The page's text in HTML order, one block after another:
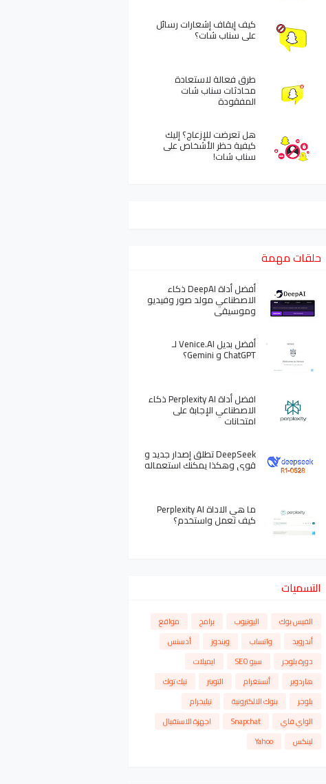
كيف إيقاف إشعارات رسائل
على سناب شات؟
طرق فعالة لاستعادة
محادثات سناب شات
المفقودة
هل تعرضت للإزعاج؟ إليك
كيفية حظر الأشخاص على
سناب شات!
حلقات مهمة
أفضل أداة DeepAI ذكاء
الاصطناعي مولد صور وفيديو
وموسيقى
أفضل بديل Venice.AI لـ
ChatGPT و Gemini؟
افضل أداة Perplexity AI ذكاء
الاصطناعي الإجابة على
امتحانات
DeepSeek تطلق إصدار جديد و
قوي وهكذا يمكنك استعماله
ما هي الاداة Perplexity AI
كيف تعمل واستخدم؟
التسميات
الفيس بوك اليوتيوب برامج
مواقع
أندرويد
واتساب ويندوز
أدسنس
دورة بلوجر
سيو SEO
ايميلات
هاردوير
أنستغرام التويتر
تيك توك
بلوجر
بنوك الالكترونية
تيليجرام
الواي فاي
Snapchat
اجهزة الاستقبال
لينكس
Yahoo